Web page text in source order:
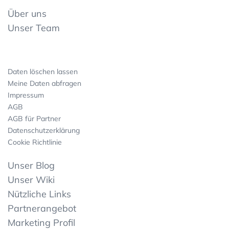
Über uns
Unser Team
Daten löschen lassen
Meine Daten abfragen
Impressum
AGB
AGB für Partner
Datenschutzerklärung
Cookie Richtlinie
Unser Blog
Unser Wiki
Nützliche Links
Partnerangebot
Marketing Profil